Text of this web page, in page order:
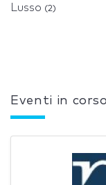
Lusso (2)
Eventi in corso